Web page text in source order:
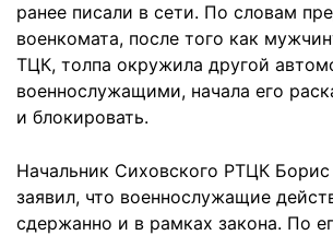
ранее писали в сети. По словам
военкомата, после того как
ТЦК, толпа окружила другой
военнослужащими, начала его
и блокировать.
Начальник Сиховского РТЦК
заявил, что военнослужащие
сдержанно и в рамках закона. По